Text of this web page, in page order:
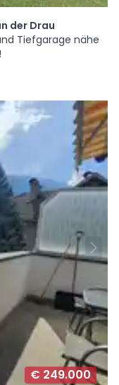
der Drau
Tiefgarage nähe
€ 249.000